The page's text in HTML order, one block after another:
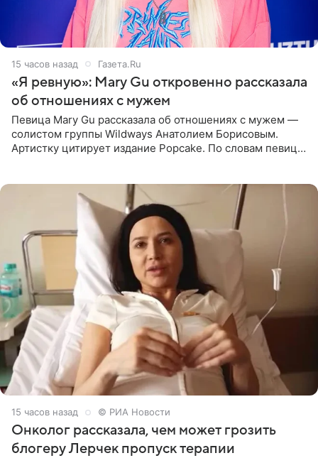
15 часов назад Газета.Ru
«Я ревную»: Mary Gu откровенно рассказала
об отношениях с мужем
Певица Mary Gu рассказала об отношениях с мужем —
солистом группы Wildways Анатолием Борисовым.
Артистку цитирует издание Popcake. По словам певицы,
15 часов назад © РИА Новости
Онколог рассказала, чем может грозить
блогеру Лерчек пропуск терапии